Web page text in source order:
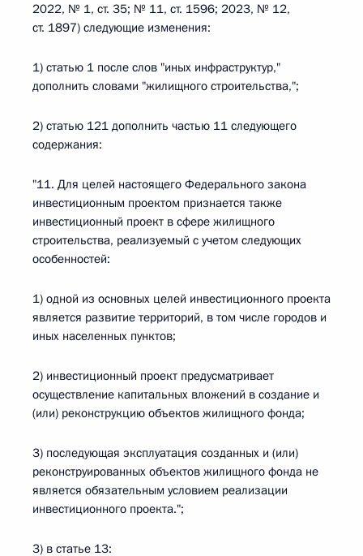
2022, № 1, ст. 35; № 11, ст. 1596; 2023, № 12,
ст. 1897) следующие изменения:
1) статью 1 после слов "иных инфраструктур,"
дополнить словами "жилищного строительства,";
2) статью 121 дополнить частью 11 следующего
содержания:
"11. Для целей настоящего Федерального закона
инвестиционным проектом признается также
инвестиционный проект в сфере жилищного
строительства, реализуемый с учетом следующих
особенностей:
1) одной из основных целей инвестиционного проекта
является развитие территорий, в том числе городов и
иных населенных пунктов;
2) инвестиционный проект предусматривает
осуществление капитальных вложений в создание и
(или) реконструкцию объектов жилищного фонда;
3) последующая эксплуатация созданных и (или)
реконструированных объектов жилищного фонда не
является обязательным условием реализации
инвестиционного проекта.";
3) в статье 13: